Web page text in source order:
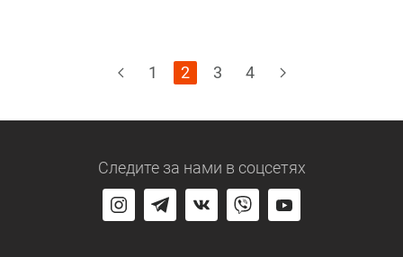
1 2 3 4
Следите за нами в соцсетях